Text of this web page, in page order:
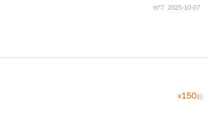
m*7 2025-10-07
¥150起